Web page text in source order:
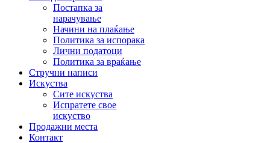
Постапка за
нарачување
Начини на плаќање
Политика за испорака
Лични податоци
Политика за враќање
Стручни написи
Искуства
Сите искуства
Испратете свое
искуство
Продажни места
Контакт